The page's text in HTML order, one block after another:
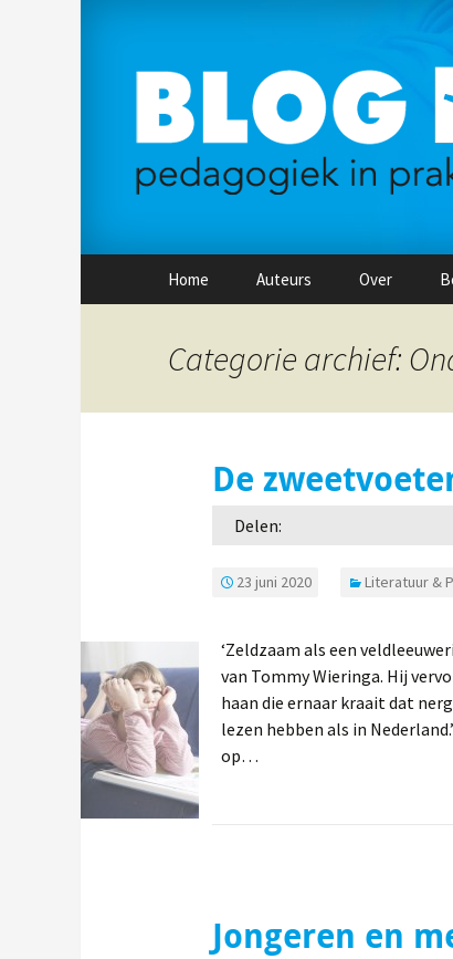
springen
Home Auteurs Over
Categorie archief:
De
Delen:
23 juni 2020 Literatuur &
‘Zeldzaam als een
van Tommy Wieringa. Hij
haan die ernaar kraait dat
lezen hebben als in
op…
Jongeren en